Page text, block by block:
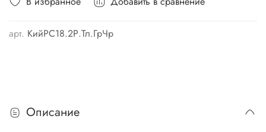
арт. КийРС18.2Р.Тл.ГрЧр
Описание